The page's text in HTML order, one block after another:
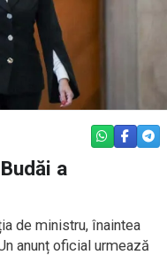
WHATSAPP
a
de ministru, înaintea
anunț oficial urmează